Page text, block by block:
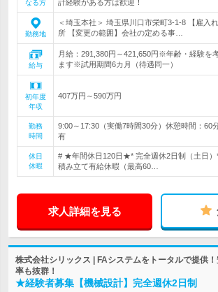
なる方 計経験がある方は歓迎！
勤務地
＜埼玉本社＞ 埼玉県川口市栄町3-1-8 【雇入
所 【変更の範囲】会社の定める事…
給与
月給：291,380円～421,650円※年齢・経験を
ます※試用期間6カ月（待遇同一）
初年度
年収
407万円～590万円
勤務
時間
9:00～17:30（実働7時間30分）休憩時間：60
有
休日
休暇
# ★年間休日120日★* 完全週休2日制（土日）
積み立て有給休暇（最高60…
求人詳細を見る
株式会社シリックス | FAシステムをトータルで提供
率も抜群！
★経験者募集【機械設計】完全週休2日制